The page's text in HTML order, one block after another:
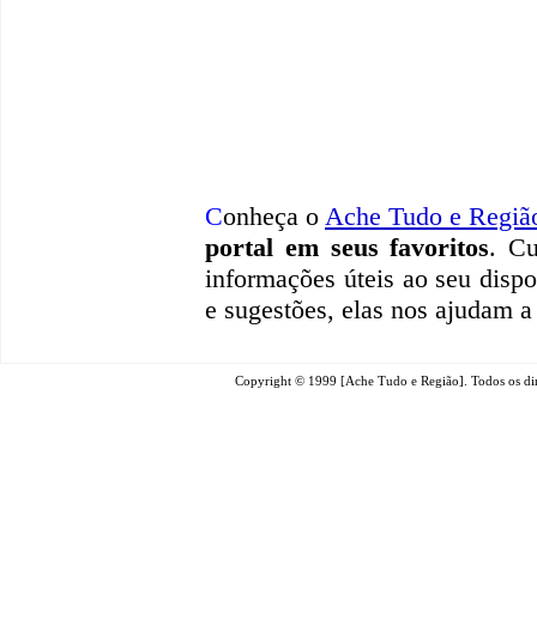
Conheça o Ache Tudo e
portal em seus favoritos.
informações úteis ao seu
e sugestões, elas nos ajudam
Copyright © 1999 [Ache Tudo e Região]. Todos os